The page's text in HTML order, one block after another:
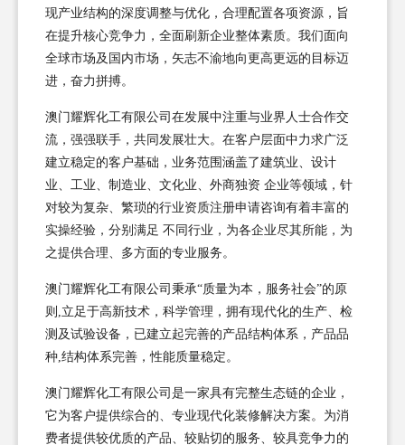
现产业结构的深度调整与优化，合理配置各项资源，旨
在提升核心竞争力，全面刷新企业整体素质。我们面向
全球市场及国内市场，矢志不渝地向更高更远的目标迈
进，奋力拼搏。
澳门耀辉化工有限公司在发展中注重与业界人士合作交
流，强强联手，共同发展壮大。在客户层面中力求广泛
建立稳定的客户基础，业务范围涵盖了建筑业、设计
业、工业、制造业、文化业、外商独资 企业等领域，针
对较为复杂、繁琐的行业资质注册申请咨询有着丰富的
实操经验，分别满足 不同行业，为各企业尽其所能，为
之提供合理、多方面的专业服务。
澳门耀辉化工有限公司秉承“质量为本，服务社会”的原
则,立足于高新技术，科学管理，拥有现代化的生产、检
测及试验设备，已建立起完善的产品结构体系，产品品
种,结构体系完善，性能质量稳定。
澳门耀辉化工有限公司是一家具有完整生态链的企业，
它为客户提供综合的、专业现代化装修解决方案。为消
费者提供较优质的产品、较贴切的服务、较具竞争力的